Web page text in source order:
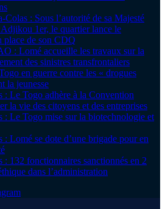
: Sous l’autorité de sa Majesté
1er, le quartier lance le
place de son CDQ
: Lomé accueille les travaux sur la
des sinistres transfrontaliers
en guerre contre les « drogues
la jeunesse
: Le Togo adhère à la Convention
la vie des citoyens et des entreprises
: Le Togo mise sur la biotechnologie et
: Lomé se dote d’une brigade pour en
: 132 fonctionnaires sanctionnés en 2
dans l’administration